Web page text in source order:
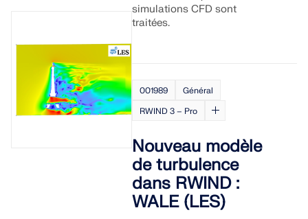
simulations CFD sont
traitées.
001989
Général
RWIND 3 – Pro
Nouveau modèle
de turbulence
dans RWIND :
WALE (LES)